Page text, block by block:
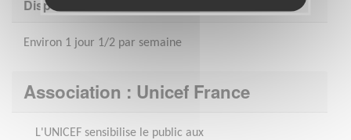
Disponibilité demandée
Environ 1 jour 1/2 par semaine
Association : Unicef France
L'UNICEF sensibilise le public aux